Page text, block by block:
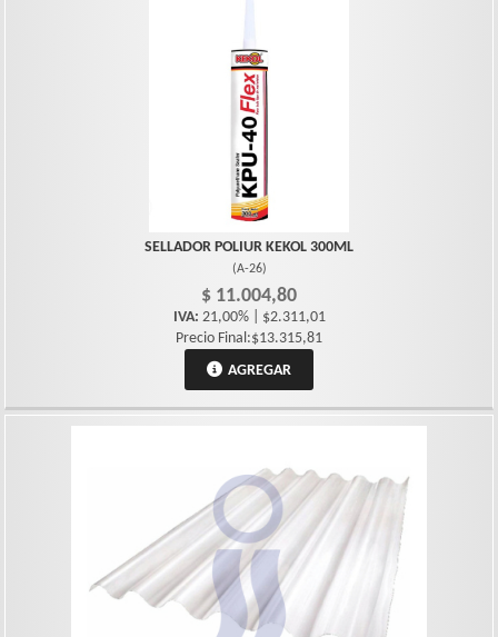
SELLADOR POLIUR KEKOL 300ML
(A-26)
$ 11.004,80
IVA: 21,00% | $2.311,01
Precio Final:$13.315,81
AGREGAR